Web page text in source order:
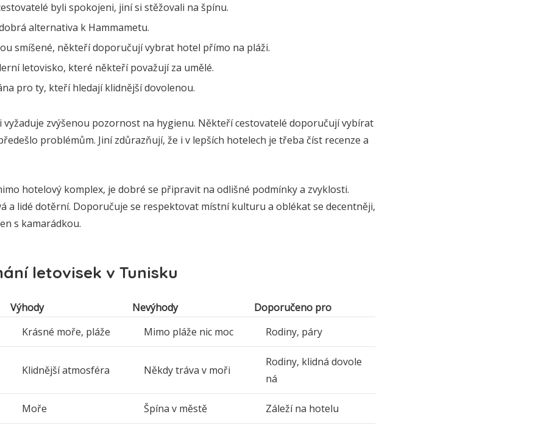
byli spokojeni, jiní si stěžovali na špínu.
alternativa k Hammametu.
smíšené, někteří doporučují vybrat hotel přímo na pláži.
letovisko, které někteří považují za umělé.
pro ty, kteří hledají klidnější dovolenou.
vyžaduje zvýšenou pozornost na hygienu. Někteří cestovatelé doporučují vybírat
problémům. Jiní zdůrazňují, že i v lepších hotelech je třeba číst recenze a
hotelový komplex, je dobré se připravit na odlišné podmínky a zvyklosti.
a lidé dotěrní. Doporučuje se respektovat místní kulturu a oblékat se decentněji,
s kamarádkou.
letovisek v Tunisku
Výhody Nevýhody
Doporučeno pro
Krásné moře, pláže Mimo pláže nic moc Rodiny, páry
Klidnější atmosféra Někdy tráva v moři
Rodiny, klidná dovole
ná
Moře Špína v městě Záleží na hotelu